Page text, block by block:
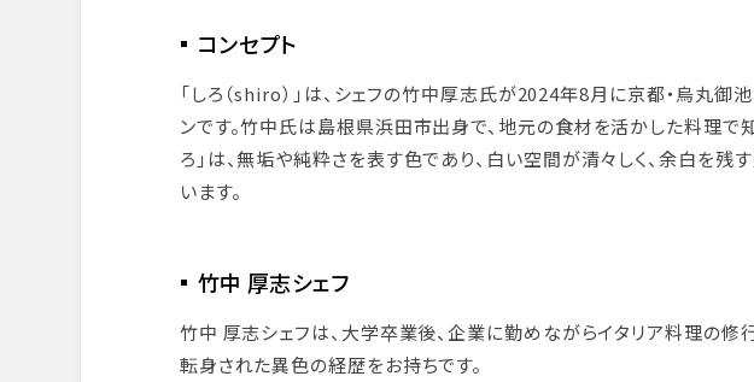
コンセプト
「しろ（shiro）」は、シェフの竹中厚志氏が2024年8月に京都・烏丸御
ンです。竹中氏は島根県浜田市出身で、地元の食材を活かした料理で
ろ」は、無垢や純粋さを表す色であり、白い空間が清々しく、余白を残
います。
竹中 厚志シェフ
竹中 厚志シェフは、大学卒業後、企業に勤めながらイタリア料理の修
転身された異色の経歴をお持ちです。